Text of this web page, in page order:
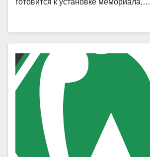
готовится к установке мемориала,…